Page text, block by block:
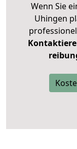
Wenn Sie
Uhingen